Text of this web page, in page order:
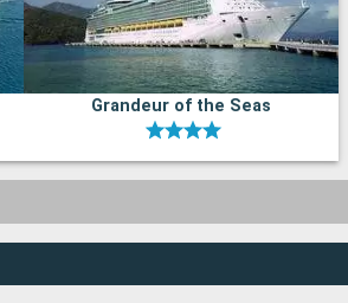
Grandeur of the Seas